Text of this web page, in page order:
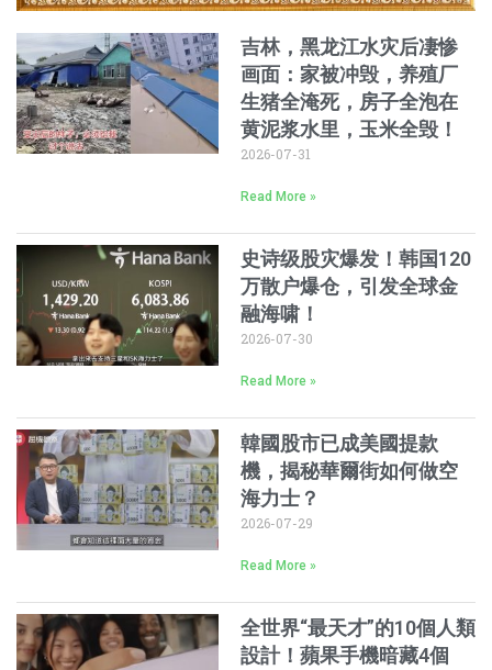
吉林，黑龙江水灾后凄惨
画面：家被冲毁，养殖厂
生猪全淹死，房子全泡在
黄泥浆水里，玉米全毁！
2026-07-31
Read More »
史诗级股灾爆发！韩国120
万散户爆仓，引发全球金
融海啸！
2026-07-30
Read More »
韓國股市已成美國提款
機，揭秘華爾街如何做空
海力士？
2026-07-29
Read More »
全世界“最天才”的10個人類
設計！蘋果手機暗藏4個